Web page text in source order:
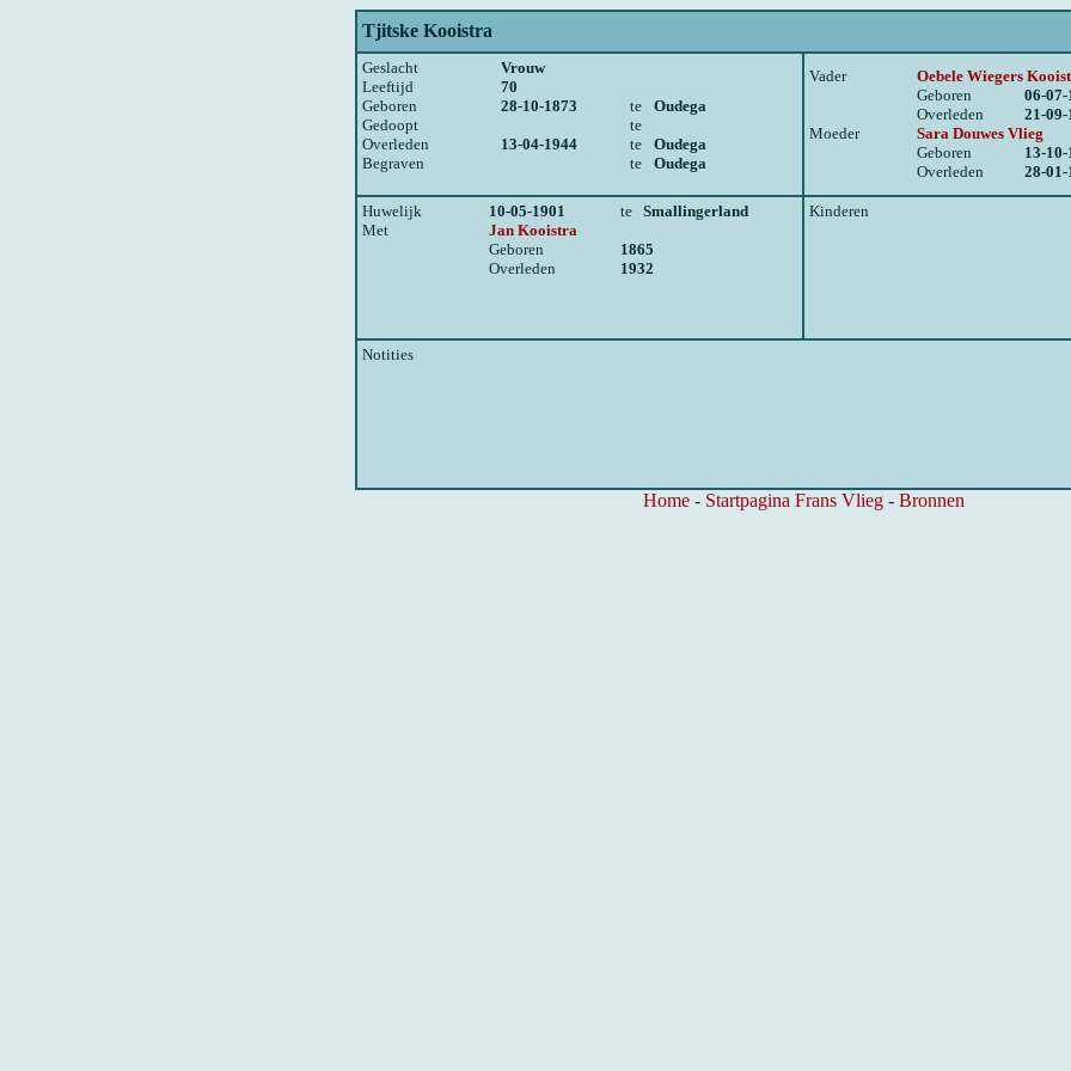
Tjitske Kooistra
Geslacht
Vrouw
Leeftijd
70
Geboren
28-10-1873 te
Oudega
Gedoopt
te
Overleden
13-04-1944 te
Oudega
Begraven
te Oudega
Vader
Oebele Wiegers
Geboren
06-07-
Overleden
21-09-
Moeder
Sara Douwes Vlieg
Geboren
13-10-
Overleden
28-01-
Huwelijk 10-05-1901 te Smallingerland
Met
Jan Kooistra
Geboren
1865
Overleden
1932
Kinderen
Notities
Home- Startpagina Frans Vlieg- Bronnen